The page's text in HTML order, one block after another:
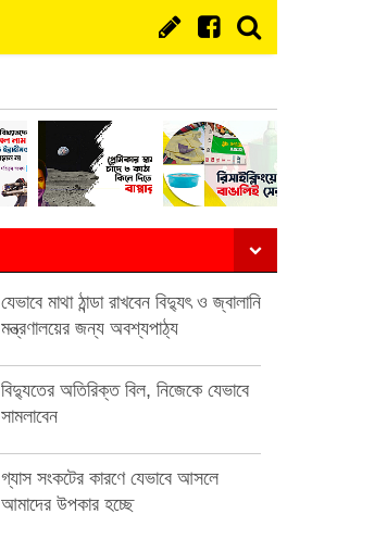
যেভাবে মাথা ঠান্ডা রাখবেন বিদ্যুৎ ও জ্বালানি
মন্ত্রণালয়ের জন্য অবশ্যপাঠ্য
বিদ্যুতের অতিরিক্ত বিল, নিজেকে যেভাবে
সামলাবেন
গ্যাস সংকটের কারণে যেভাবে আসলে
আমাদের উপকার হচ্ছে